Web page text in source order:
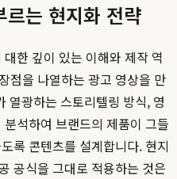
는 현지화 전략
한 깊이 있는 이해와 제작 역
점을 나열하는 광고 영상을 만
열광하는 스토리텔링 방식, 영
석하여 브랜드의 제품이 그들
록 콘텐츠를 설계합니다. 현지
공식을 그대로 적용하는 것은